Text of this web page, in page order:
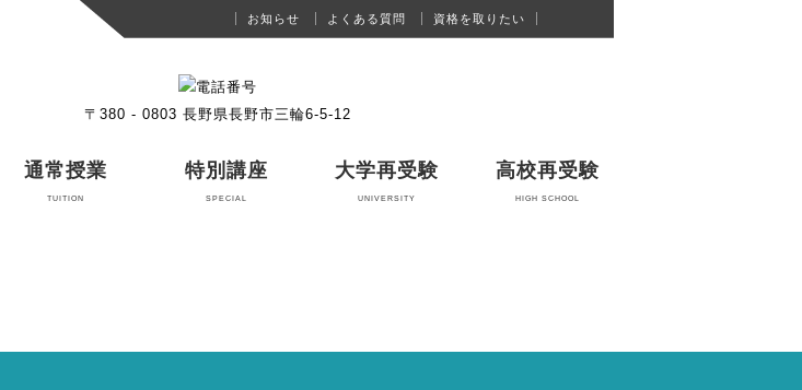
お知らせ よくある質問 資格を取りたい
〒380 - 0803 長野県長野市三輪6-5-12
通常授業
TUITION
特別講座
SPECIAL
大学再受験
UNIVERSITY
高校再受験
HIGH SCHOOL